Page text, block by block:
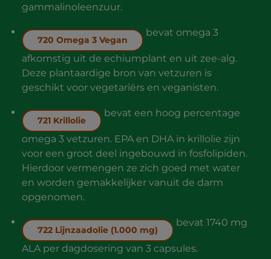
gammalinoleenzuur.
720 Omega 3 Vegan
bevat omega 3
afkomstig uit de echiumplant en uit zee-alg.
Deze plantaardige bron van vetzuren is
geschikt voor vegetariërs en veganisten.
721 Krillolie
bevat een hoog percentage
omega 3 vetzuren. EPA en DHA in krillolie zijn
voor een groot deel ingebouwd in fosfolipiden.
Hierdoor vermengen ze zich goed met water
en worden gemakkelijker vanuit de darm
opgenomen.
722 Lijnzaadolie (1.000 mg)
bevat 1740 mg
ALA per dagdosering van 3 capsules.